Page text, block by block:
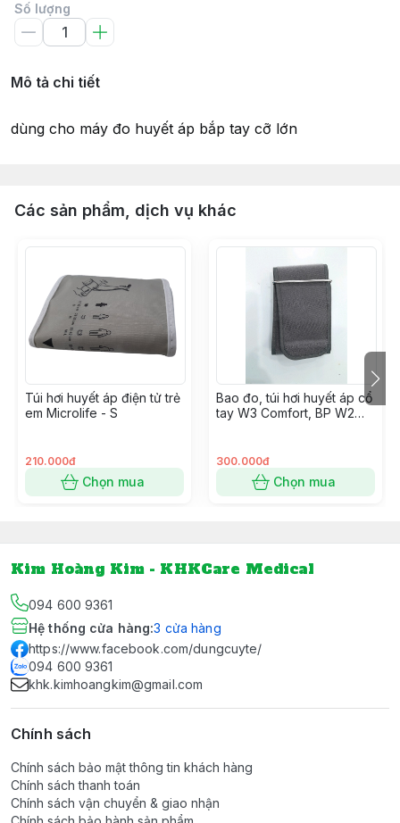
Số lượng
Mô tả chi tiết
dùng cho máy đo huyết áp bắp tay cỡ lớn
Các sản phẩm, dịch vụ khác
Túi hơi huyết áp điện tử trẻ
em Microlife - S
210.000đ
Chọn mua
Bao đo, túi hơi huyết áp cổ
tay W3 Comfort, BP W2
300.000đ
Chọn mua
Kim Hoàng Kim - KHKCare Medical
094 600 9361
Hệ thống cửa hàng:3 cửa hàng
https://www.facebook.com/dungcuyte/
094 600 9361
khk.kimhoangkim@gmail.com
Chính sách
Chính sách bảo mật thông tin khách hàng
Chính sách thanh toán
Chính sách vận chuyển & giao nhận